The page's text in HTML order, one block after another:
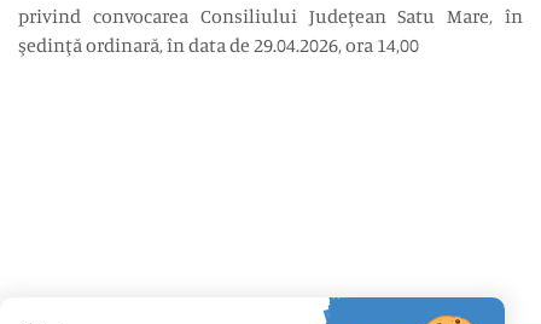
privind convocarea Consiliului Judeţean Satu Mare, în
şedinţă ordinară, în data de 29.04.2026, ora 14,00